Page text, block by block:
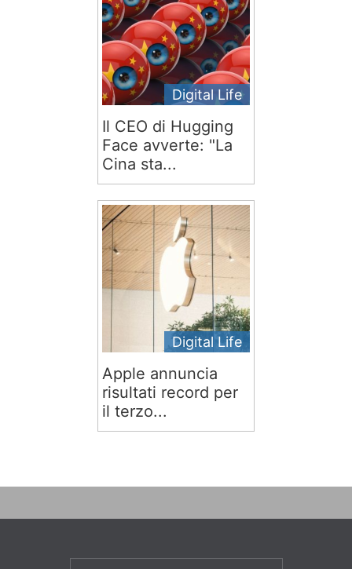
Digital Life
Il CEO di Hugging
Face avverte: "La
Cina sta...
Digital Life
Apple annuncia
risultati record per
il terzo...